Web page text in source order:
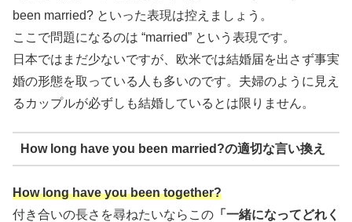
been married? といった表現は控えましょう。
ここで問題になるのは “married” という表現です。
日本ではまだ少ないですが、欧米では結婚届を出さず事実
婚の形態を取っている人も多いのです。夫婦のように見え
るカップルが必ずしも結婚しているとは限りません。
How long have you been married?の適切な言い換え
How long have you been together?
付き合いの長さを尋ねたいならこの 「一緒になってどれく